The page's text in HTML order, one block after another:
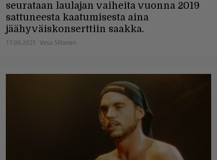
seurataan laulajan vaiheita vuonna 2019
sattuneesta kaatumisesta aina
jäähyväiskonserttiin saakka.
17.09.2025 Vesa Siltanen